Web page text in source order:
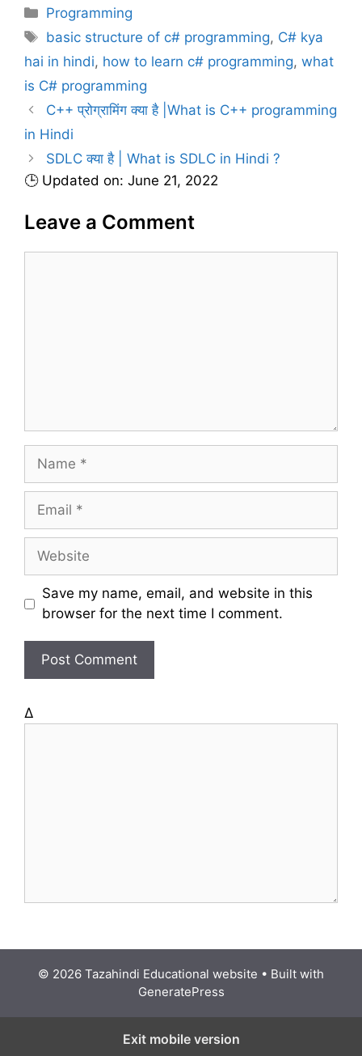
C
a
e
g
o
r
i
e
s
Programming
T
a
s
basic structure of c# programming, C# kya
hai in hindi, how to learn c# programming, what
is C# programming
C++ प्रोग्रामिंग क्या है |What is C++ programming
in Hindi
SDLC क्या है | What is SDLC in Hindi ?
🕒 Updated on: June 21, 2022
Leave a Comment
m
a
s
Save my name, email, and website in this
browser for the next time I comment.
Δ
© 2026 Tazahindi Educational website • Built with
GeneratePress
Exit mobile version